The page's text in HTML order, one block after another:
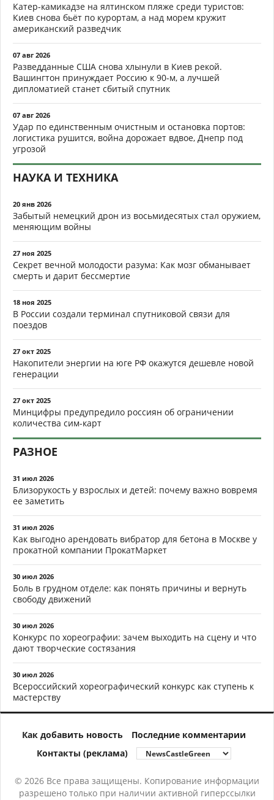
Катер-камикадзе на ялтинском пляже среди туристов:
Киев снова бьёт по курортам, а над морем кружит
американский разведчик
07 авг 2026
Разведданные США снова хлынули в Киев рекой.
Вашингтон принуждает Россию к 90-м, а лучшей
дипломатией станет сбитый спутник
07 авг 2026
Удар по единственным очистным и остановка портов:
логистика рушится, война дорожает вдвое, Днепр под
угрозой
НАУКА И ТЕХНИКА
20 янв 2026
Забытый немецкий дрон из восьмидесятых стал оружием,
меняющим войны
27 ноя 2025
Секрет вечной молодости разума: Как мозг обманывает
смерть и дарит бессмертие
18 ноя 2025
В России создали терминал спутниковой связи для
поездов
27 окт 2025
Накопители энергии на юге РФ окажутся дешевле новой
генерации
27 окт 2025
Минцифры предупредило россиян об ограничении
количества сим-карт
РАЗНОЕ
31 июл 2026
Близорукость у взрослых и детей: почему важно вовремя
ее заметить
31 июл 2026
Как выгодно арендовать вибратор для бетона в Москве у
прокатной компании ПрокатМаркет
30 июл 2026
Боль в грудном отделе: как понять причины и вернуть
свободу движений
30 июл 2026
Конкурс по хореографии: зачем выходить на сцену и что
дают творческие состязания
30 июл 2026
Всероссийский хореографический конкурс как ступень к
мастерству
Как добавить новость
Последние комментарии
Контакты (реклама)
© 2026 Все права защищены. Копирование информации
разрешено только при наличии активной гиперссылки